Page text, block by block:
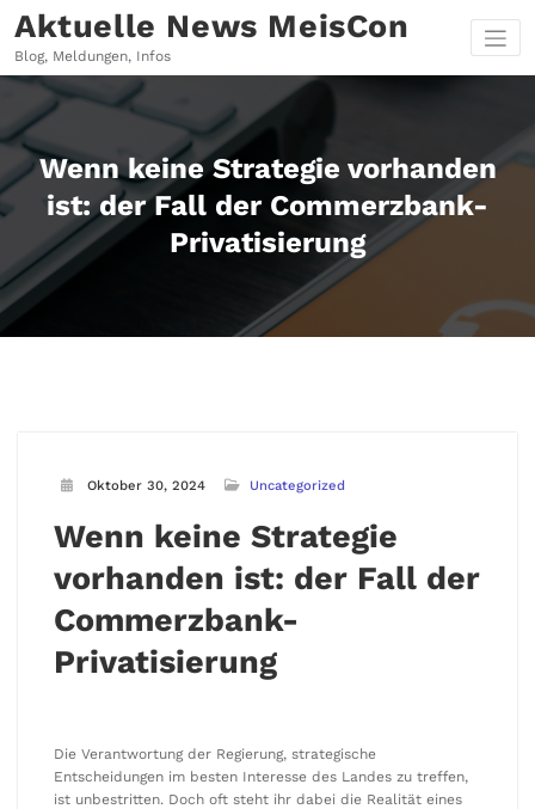
Inhalt
springen
Aktuelle News MeisCon
Blog, Meldungen, Infos
Wenn keine Strategie vorhanden
ist: der Fall der Commerzbank-
Privatisierung
Oktober 30, 2024 Uncategorized
Wenn keine Strategie
vorhanden ist: der Fall der
Commerzbank-
Privatisierung
Die Verantwortung der Regierung, strategische
Entscheidungen im besten Interesse des Landes zu treffen,
ist unbestritten. Doch oft steht ihr dabei die Realität eines